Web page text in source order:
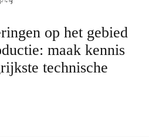
op het gebied
maak kennis
technische